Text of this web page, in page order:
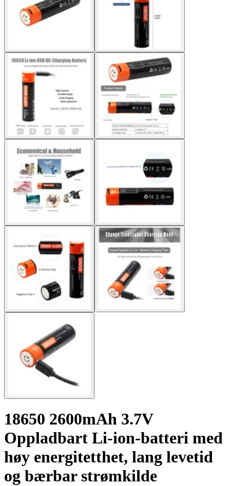
18650 2600mAh 3.7V
Oppladbart Li-ion-batteri med
høy energitetthet, lang levetid
og bærbar strømkilde